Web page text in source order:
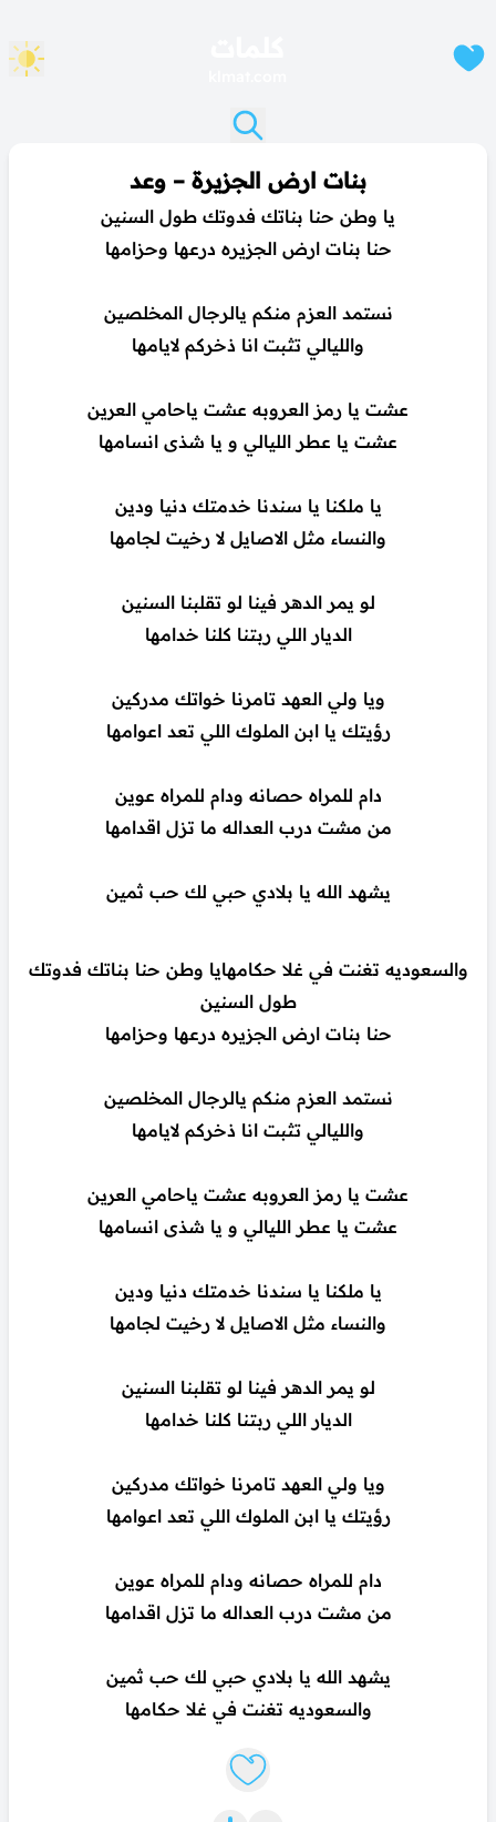
بنات ارض الجزيرة – وعد
يا وطن حنا بناتك فدوتك طول السنين
حنا بنات ارض الجزيره درعها وحزامها
نستمد العزم منكم يالرجال المخلصين
والليالي تثبت انا ذخركم لايامها
عشت يا رمز العروبه عشت ياحامي العرين
عشت يا عطر الليالي و يا شذى انسامها
يا ملكنا يا سندنا خدمتك دنيا ودين
والنساء مثل الاصايل لا رخيت لجامها
لو يمر الدهر فينا لو تقلبنا السنين
الديار اللي ربتنا كلنا خدامها
ويا ولي العهد تامرنا خواتك مدركين
رؤيتك يا ابن الملوك اللي تعد اعوامها
دام للمراه حصانه ودام للمراه عوين
من مشت درب العداله ما تزل اقدامها
يشهد الله يا بلادي حبي لك حب ثمين
والسعوديه تغنت في غلا حكامهايا وطن حنا بناتك فدوتك
طول السنين
حنا بنات ارض الجزيره درعها وحزامها
نستمد العزم منكم يالرجال المخلصين
والليالي تثبت انا ذخركم لايامها
عشت يا رمز العروبه عشت ياحامي العرين
عشت يا عطر الليالي و يا شذى انسامها
يا ملكنا يا سندنا خدمتك دنيا ودين
والنساء مثل الاصايل لا رخيت لجامها
لو يمر الدهر فينا لو تقلبنا السنين
الديار اللي ربتنا كلنا خدامها
ويا ولي العهد تامرنا خواتك مدركين
رؤيتك يا ابن الملوك اللي تعد اعوامها
دام للمراه حصانه ودام للمراه عوين
من مشت درب العداله ما تزل اقدامها
يشهد الله يا بلادي حبي لك حب ثمين
والسعوديه تغنت في غلا حكامها
Like lyrics